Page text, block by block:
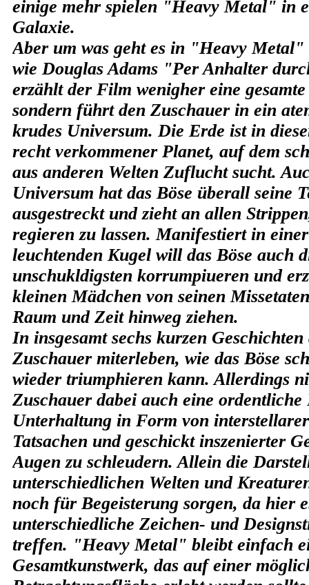
einige mehr spielen "Heavy Metal" in
Galaxie.
Aber um was geht es in "Heavy Metal"
wie Douglas Adams "Per Anhalter
erzählt der Film wenigher eine
sondern führt den Zuschauer in ein
krudes Universum. Die Erde ist in
recht verkommener Planet, auf dem
aus anderen Welten Zuflucht sucht.
Universum hat das Böse überall seine
ausgestreckt und zieht an allen
regieren zu lassen. Manifestiert in
leuchtenden Kugel will das Böse auch
unschukldigsten korrumpiueren und
kleinen Mädchen von seinen
Raum und Zeit hinweg ziehen.
In insgesamt sechs kurzen
Zuschauer miterleben, wie das Böse
wieder triumphieren kann. Allerdings
Zuschauer dabei auch eine ordentliche
Unterhaltung in Form von
Tatsachen und geschickt inszenierter
Augen zu schleudern. Allein die
unterschiedlichen Welten und
noch für Begeisterung sorgen, da hier
unterschiedliche Zeichen- und
treffen. "Heavy Metal" bleibt einfach
Gesamtkunstwerk, das auf einer